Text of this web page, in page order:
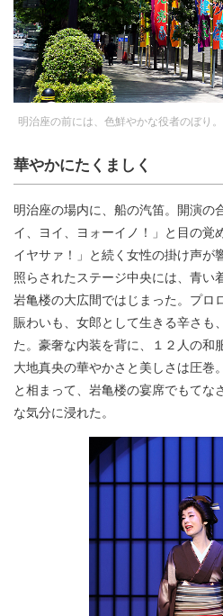
明治座の前には、色鮮やかな役者のぼり
華やかにたくましく
明治座の場内に、船の汽笛。開演の
イ、ヨイ、ヨォーイノ！」と目の覚
イヤサァ！」と続く女性の掛け声が
照らされたステージ中央には、青い
岩亀楼の大広間ではじまった。プロ
賑わいも、女郎として生きる辛さも
た。豪奢な内装を背に、１２人の和
大地真央の華やかさと美しさは圧巻
と相まって、岩亀楼の宴席でもてな
な気分に浸れた。